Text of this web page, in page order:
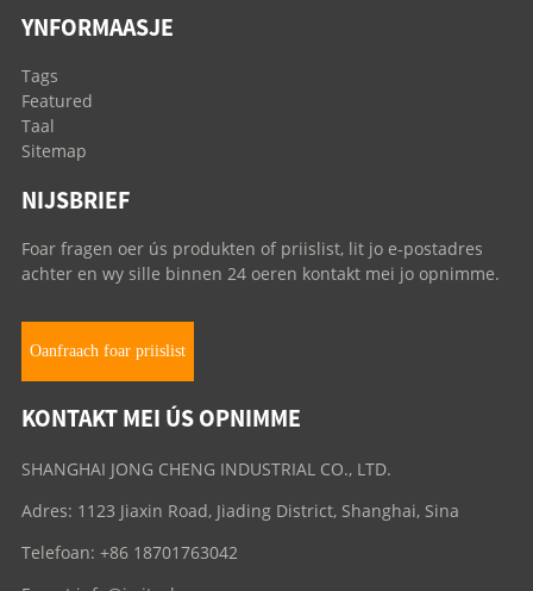
YNFORMAASJE
Tags
Featured
Taal
Sitemap
NIJSBRIEF
Foar fragen oer ús produkten of priislist, lit jo e-postadres
achter en wy sille binnen 24 oeren kontakt mei jo opnimme.
Oanfraach foar priislist
KONTAKT MEI ÚS OPNIMME
SHANGHAI JONG CHENG INDUSTRIAL CO., LTD.
Adres: 1123 Jiaxin Road, Jiading District, Shanghai, Sina
Telefoan: +86 18701763042